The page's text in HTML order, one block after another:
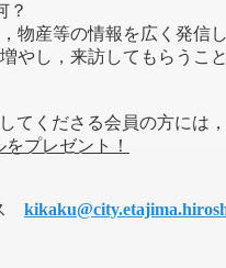
？
産等の情報を広く発信
し，来訪してもらうこ
てくださる会員の方には
プレゼント！